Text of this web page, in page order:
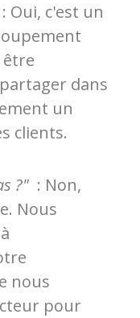
: Oui, c'est un
dans
un
clients.
?" : Non,
Nous
nous
pour